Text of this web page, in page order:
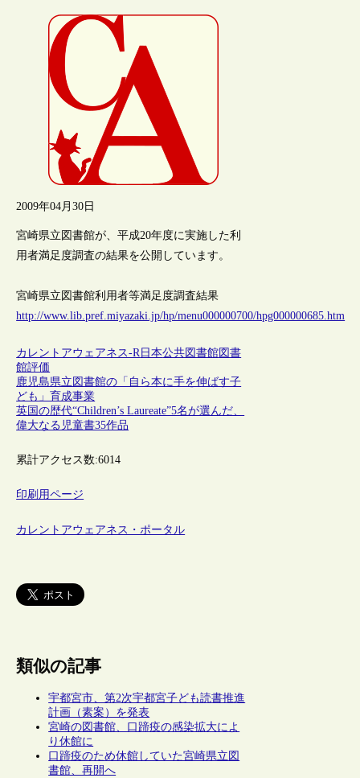
2009年04月30日
宮崎県立図書館が、平成20年度に実施した利
用者満足度調査の結果を公開しています。
宮崎県立図書館利用者等満足度調査結果
http://www.lib.pref.miyazaki.jp/hp/menu000000700/hpg000000685.htm
カレントアウェアネス-R日本公共図書館図書
館評価
鹿児島県立図書館の「自ら本に手を伸ばす子
ども」育成事業
英国の歴代“Children’s Laureate”5名が選んだ、
偉大なる児童書35作品
累計アクセス数:6014
印刷用ページ
カレントアウェアネス・ポータル
類似の記事
宇都宮市、第2次宇都宮子ども読書推進
計画（素案）を発表
宮崎の図書館、口蹄疫の感染拡大によ
り休館に
口蹄疫のため休館していた宮崎県立図
書館、再開へ